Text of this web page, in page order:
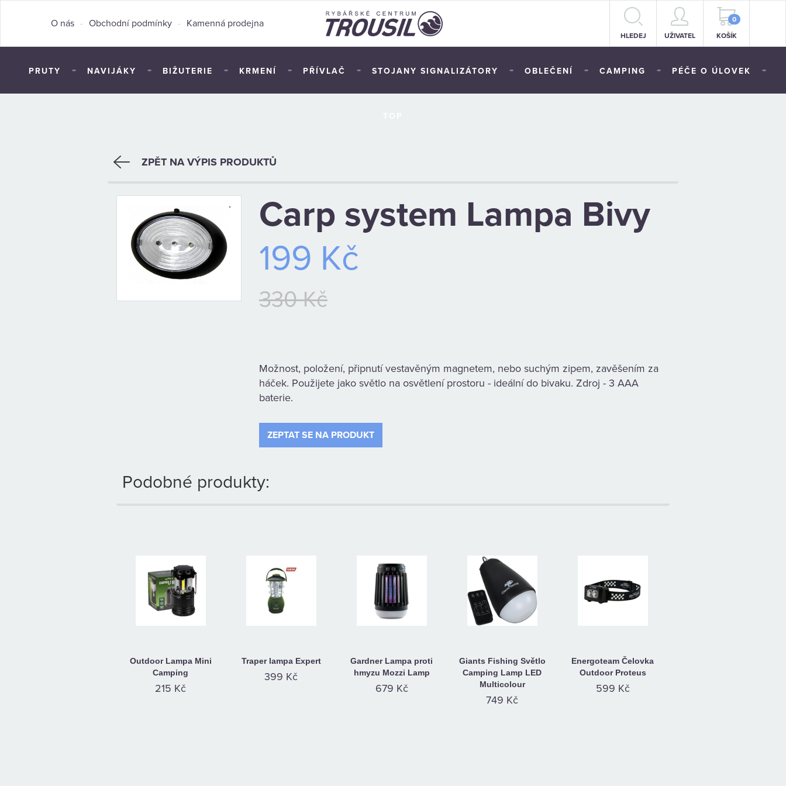
O nás - Obchodní podmínky - Kamenná prodejna
HLEDEJ UŽIVATEL
0
KOŠÍK
PRUTY - NAVIJÁKY - BIŽUTERIE - KRMENÍ - PŘÍVLAČ - STOJANY SIGNALIZÁTORY - OBLEČENÍ - CAMPING - PÉČE O ÚLOVEK -
ZPĚT NA VÝPIS PRODUKTŮ
Carp system Lampa Bivy
199 Kč
330 Kč
Možnost, položení, připnutí vestavěným magnetem, nebo suchým zipem, zavěšením za
háček. Použijete jako světlo na osvětlení prostoru - ideální do bivaku. Zdroj - 3 AAA
baterie.
ZEPTAT SE NA PRODUKT
Podobné produkty:
Outdoor Lampa Mini
Camping
215 Kč
Traper lampa Expert
399 Kč
Gardner Lampa proti
hmyzu Mozzi Lamp
679 Kč
Giants Fishing Světlo
Camping Lamp LED
Multicolour
749 Kč
Energoteam Čelovka
Outdoor Proteus
599 Kč